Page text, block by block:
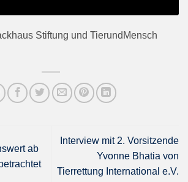
Stiftung und TierundMensch
ab
Interview mit 2. Vorsitzende
Yvonne Bhatia von
Tierrettung International e.V.